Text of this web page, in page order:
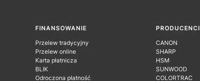
Linki w stopce
FINANSOWANIE
Przelew tradycyjny
Przelew online
Karta płatnicza
BLIK
Odroczona płatność
PRODUCENCI
CANON
SHARP
HSM
SUNWOOD
COLORTRAC